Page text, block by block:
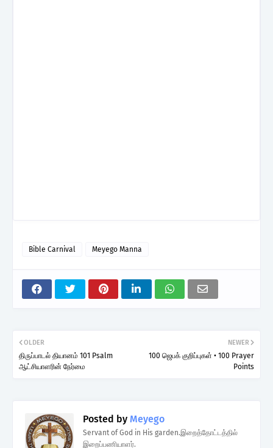
Bible Carnival Meyego Manna
NEWER
100 ஜெபக் குறிப்புகள் • 100 Prayer
Points
OLDER
திருப்பாடல் தியானம் 101 Psalm
ஆட்சியாளரின் நேர்மை
Posted by Meyego
Servant of God in His garden.இறைத்தோட்டத்தில்
இறைப்பணியாளர்.